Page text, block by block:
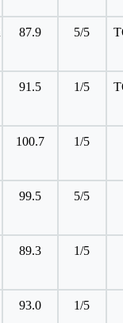
87.9 5/5
91.5 1/5
100.7 1/5
99.5 5/5
89.3 1/5
93.0 1/5